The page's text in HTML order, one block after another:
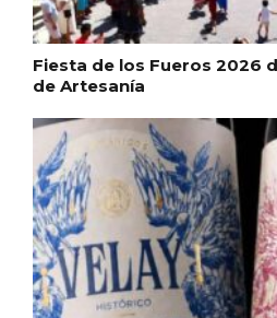
Fiesta de los Fueros 2026
de Artesanía